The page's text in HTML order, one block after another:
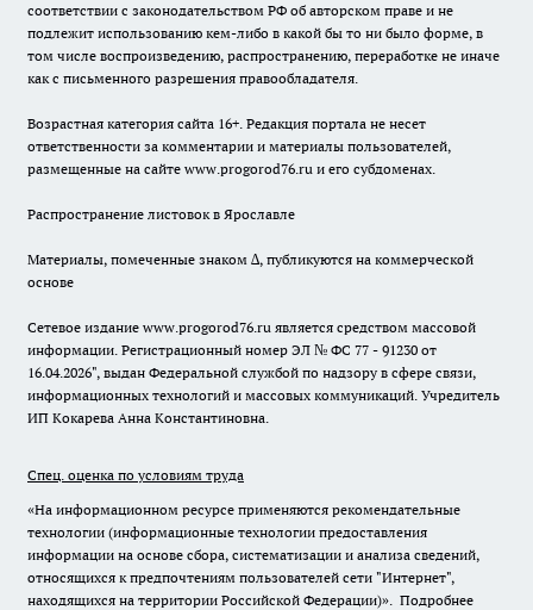
соответствии с законодательством РФ об авторском праве и не
подлежит использованию кем-либо в какой бы то ни было форме, в
том числе воспроизведению, распространению, переработке не иначе
как с письменного разрешения правообладателя.
Возрастная категория сайта 16+. Редакция портала не несет
ответственности за комментарии и материалы пользователей,
размещенные на сайте www.progorod76.ru и его субдоменах.
Распространение листовок в Ярославле
Материалы, помеченные знаком ∆, публикуются на коммерческой
основе
Сетевое издание www.progorod76.ru является средством массовой
информации. Регистрационный номер ЭЛ № ФС 77 - 91230 от
16.04.2026", выдан Федеральной службой по надзору в сфере связи,
информационных технологий и массовых коммуникаций. Учредитель
ИП Кокарева Анна Константиновна.
Спец. оценка по условиям труда
«На информационном ресурсе применяются рекомендательные
технологии (информационные технологии предоставления
информации на основе сбора, систематизации и анализа сведений,
относящихся к предпочтениям пользователей сети "Интернет",
находящихся на территории Российской Федерации)». Подробнее